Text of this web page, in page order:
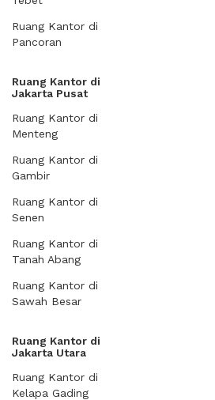
Ruang Kantor di
Pancoran
Ruang Kantor di
Jakarta Pusat
Ruang Kantor di
Menteng
Ruang Kantor di
Gambir
Ruang Kantor di
Senen
Ruang Kantor di
Tanah Abang
Ruang Kantor di
Sawah Besar
Ruang Kantor di
Jakarta Utara
Ruang Kantor di
Kelapa Gading